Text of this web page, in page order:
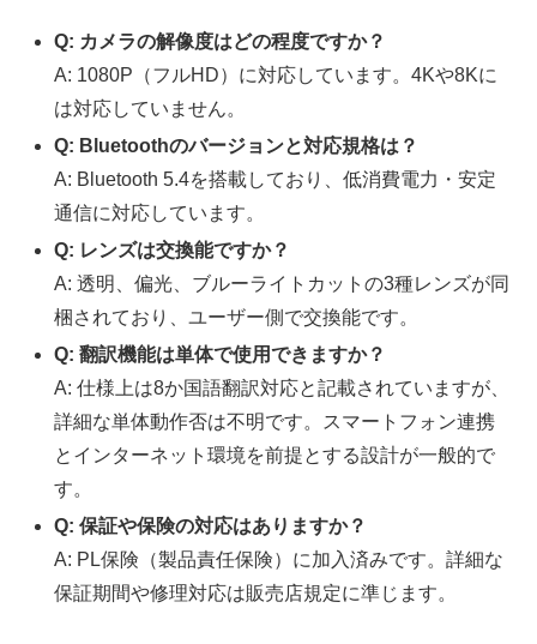
Q: カメラの解像度はどの程度ですか？
A: 1080P（フルHD）に対応しています。4Kや8Kに
は対応していません。
Q: Bluetoothのバージョンと対応規格は？
A: Bluetooth 5.4を搭載しており、低消費電力・安定
通信に対応しています。
Q: レンズは交換能ですか？
A: 透明、偏光、ブルーライトカットの3種レンズが同
梱されており、ユーザー側で交換能です。
Q: 翻訳機能は単体で使用できますか？
A: 仕様上は8か国語翻訳対応と記載されていますが、
詳細な単体動作否は不明です。スマートフォン連携
とインターネット環境を前提とする設計が一般的で
す。
Q: 保証や保険の対応はありますか？
A: PL保険（製品責任保険）に加入済みです。詳細な
保証期間や修理対応は販売店規定に準じます。